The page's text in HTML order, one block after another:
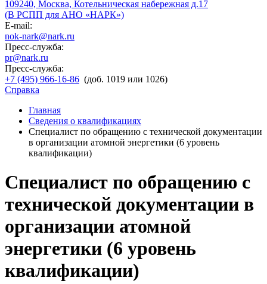
109240, Москва, Котельническая набережная д.17
(В РСПП для АНО «НАРК»)
E-mail:
nok-nark@nark.ru
Пресс-служба:
pr@nark.ru
Пресс-служба:
+7 (495) 966-16-86 (доб. 1019 или 1026)
Справка
Главная
Сведения о квалификациях
Специалист по обращению с технической документации
в организации атомной энергетики (6 уровень
квалификации)
Специалист по обращению с
технической документации в
организации атомной
энергетики (6 уровень
квалификации)